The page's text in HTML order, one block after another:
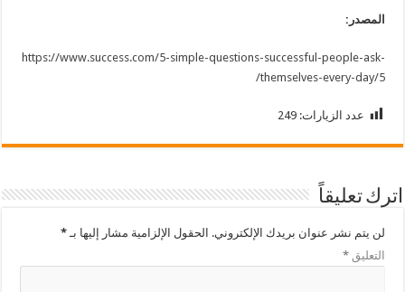
المصدر:
https://www.success.com/5-simple-questions-successful-people-ask-
themselves-every-day/5/
عدد الزيارات: 249
اترك تعليقاً
لن يتم نشر عنوان بريدك الإلكتروني. الحقول الإلزامية مشار إليها بـ*
التعليق*